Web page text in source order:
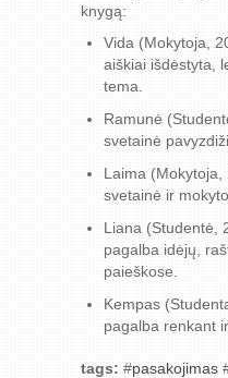
knygą:
Vida (Mokytoja,
aiškiai išdėstyta,
tema.
Ramunė
svetainė
Laima
svetainė ir
Liana (Studentė,
pagalba idėjų,
paieškose.
Kempas
pagalba renkant
tags: #pasakojimas